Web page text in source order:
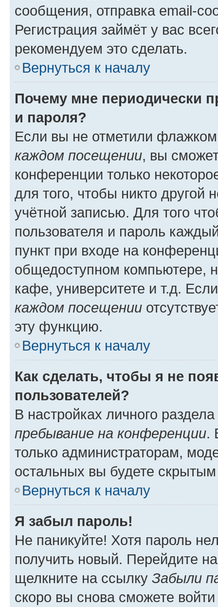
сообщения, отправка email-
Регистрация займёт у вас
рекомендуем это сделать.
Вернуться к началу
Почему мне периодически
и пароля?
Если вы не отметили
каждом посещении, вы
конференции только
для того, чтобы никто другой
учётной записью. Для того
пользователя и пароль
пункт при входе на
общедоступном компьютере,
кафе, университете и т.д.
каждом посещении
эту функцию.
Вернуться к началу
Как сделать, чтобы я не
пользователей?
В настройках личного
пребывание на конференции.
только администраторам,
остальных вы будете
Вернуться к началу
Я забыл пароль!
Не паникуйте! Хотя пароль
получить новый. Перейдите
щелкните на ссылку Забыли
скоро вы снова сможете